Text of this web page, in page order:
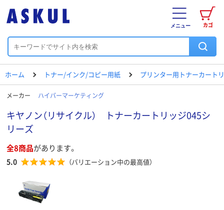
カゴ
メニュー
ホーム トナー/インク/コピー用紙 プリンター用トナーカート
メーカー ハイパーマーケティング
キヤノン（リサイクル） トナーカートリッジ045シ
リーズ
全8商品があります。
5.0 （バリエーション中の最高値）